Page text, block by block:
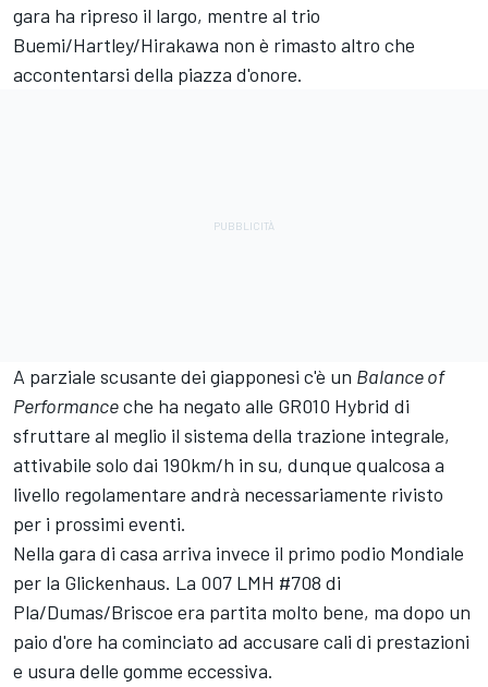
gara ha ripreso il largo, mentre al trio
Buemi/Hartley/Hirakawa non è rimasto altro che
accontentarsi della piazza d'onore.
A parziale scusante dei giapponesi c'è un Balance of
Performanceche ha negato alle GR010 Hybrid di
sfruttare al meglio il sistema della trazione integrale,
attivabile solo dai 190km/h in su, dunque qualcosa a
livello regolamentare andrà necessariamente rivisto
per i prossimi eventi.
Nella gara di casa arriva invece il primo podio Mondiale
per la Glickenhaus. La 007 LMH #708 di
Pla/Dumas/Briscoe era partita molto bene, ma dopo un
paio d'ore ha cominciato ad accusare cali di prestazioni
e usura delle gomme eccessiva.